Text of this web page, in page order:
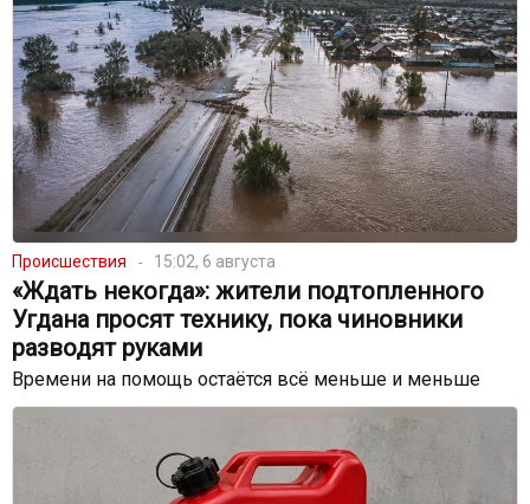
Происшествия 15:02, 6 августа
«Ждать некогда»: жители подтопленного
Угдана просят технику, пока чиновники
разводят руками
Времени на помощь остаётся всё меньше и меньше